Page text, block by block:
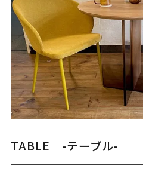
TABLE -テーブル-